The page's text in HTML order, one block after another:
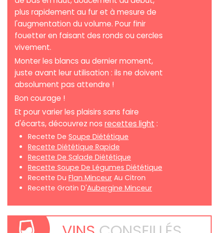
plus rapidement au fur et à mesure de
l'augmentation du volume. Pour finir
fouetter en faisant des ronds ou cercles
vivement.
Monter les blancs au dernier moment,
juste avant leur utilisation : ils ne doivent
absolument pas attendre !
Bon courage !
Et pour varier les plaisirs sans faire
d'écarts, découvrez nos recettes light :
Recette De Soupe Diététique
Recette Diététique Rapide
Recette De Salade Diététique
Recette Soupe De Légumes Diététique
Recette Du Flan Minceur Au Citron
Recette Gratin D'Aubergine Minceur